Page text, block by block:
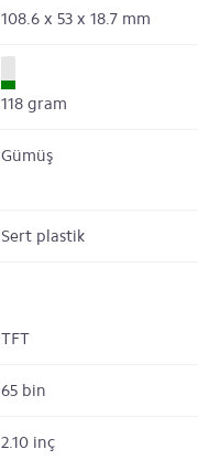
108.6 x 53 x 18.7 mm
118 gram
Gümüş
Sert plastik
TFT
65 bin
2.10 inç